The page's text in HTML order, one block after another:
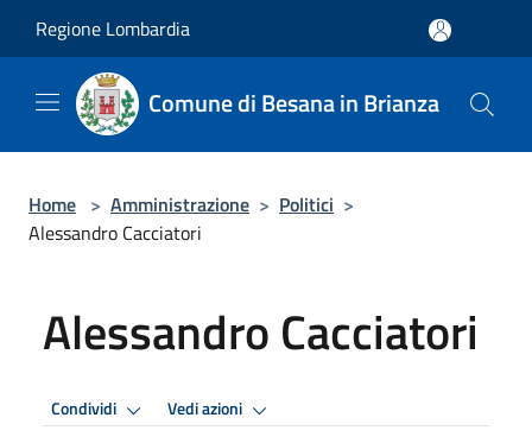
Regione Lombardia
Comune di Besana in Brianza
Home > Amministrazione > Politici >
Alessandro Cacciatori
Alessandro Cacciatori
Condividi Vedi azioni